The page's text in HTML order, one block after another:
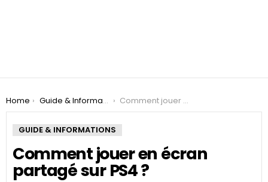
You are here:
Home Guide & Informations Comment jouer en écran partagé sur PS4 ?
GUIDE & INFORMATIONS
Comment jouer en écran
partagé sur PS4 ?